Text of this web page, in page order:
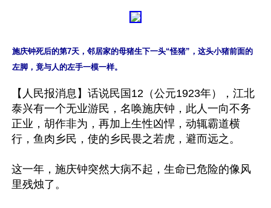
施庆钟死后的第7天，邻居家的母猪生下一头“怪猪”，这头小猪前面的
【人民报消息】话说民国12（公元1923年），江北
泰兴有一个无业游民，名唤施庆钟，此人一向不务
正业，胡作非为，再加上生性凶悍，动辄霸道横
行，鱼肉乡民，使的乡民畏之若虎，避而远之。
这一年，施庆钟突然大病不起，生命已危险的像风
里残烛了。